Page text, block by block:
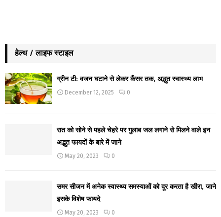
हेल्थ / लाइफ स्टाइल
ग्रीन टी: वजन घटाने से लेकर कैंसर तक, अद्भुत स्वास्थ्य लाभ
December 12, 2025 0
रात को सोने से पहले चेहरे पर गुलाब जल लगाने से मिलने वाले इन
अद्भुत फायदों के बारे में जाने
May 20, 2023 0
समर सीजन में अनेक स्वास्थ्य समस्याओं को दूर करता है खीरा, जाने
इसके विशेष फायदे
May 20, 2023 0